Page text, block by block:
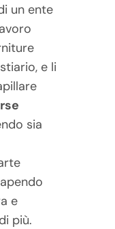
un ente
e li
sia
e
più.